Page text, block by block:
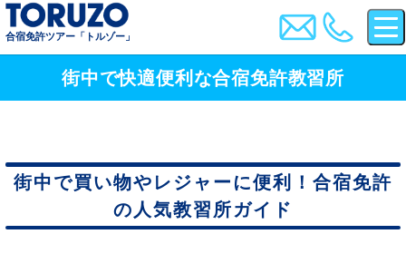
合宿免許ツアー「トルゾー」
街中で快適便利な合宿免許教習所
街中で買い物やレジャーに便利！合宿免許
の人気教習所ガイド